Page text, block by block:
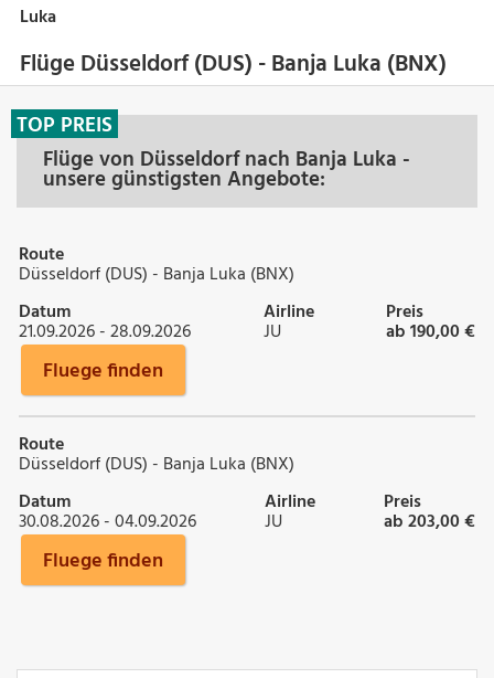
Flüge Düsseldorf (DUS) - Banja Luka (BNX)
Flüge von Düsseldorf nach Banja Luka -
unsere günstigsten Angebote:
TOP PREIS
Route
Düsseldorf (DUS) - Banja Luka (BNX)
Datum
21.09.2026 - 28.09.2026
Airline
JU
Preis
ab 190,00 €
Fluege finden
Route
Düsseldorf (DUS) - Banja Luka (BNX)
Datum
30.08.2026 - 04.09.2026
Airline
JU
Preis
ab 203,00 €
Fluege finden